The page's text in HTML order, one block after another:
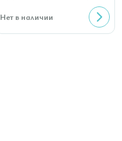
Нет в наличии